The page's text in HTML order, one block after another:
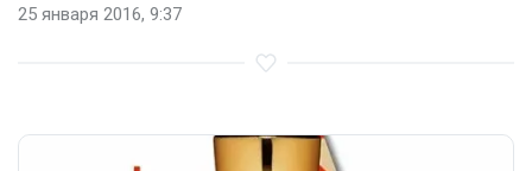
25 января 2016, 9:37